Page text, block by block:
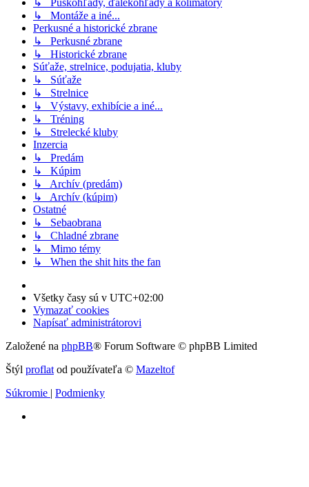
↳ Montáže a iné...
Perkusné a historické zbrane
↳ Perkusné zbrane
↳ Historické zbrane
Súťaže, strelnice, podujatia, kluby
↳ Súťaže
↳ Strelnice
↳ Výstavy, exhibície a iné...
↳ Tréning
↳ Strelecké kluby
Inzercia
↳ Predám
↳ Kúpim
↳ Archív (predám)
↳ Archív (kúpim)
Ostatné
↳ Sebaobrana
↳ Chladné zbrane
↳ Mimo témy
↳ When the shit hits the fan
Všetky časy sú v UTC+02:00
Vymazať cookies
Napísať administrátorovi
Založené na phpBB® Forum Software © phpBB Limited
Štýl proflat od používateľa © Mazeltof
Súkromie | Podmienky